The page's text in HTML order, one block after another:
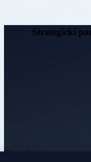
Strategickí
Obecné noviny